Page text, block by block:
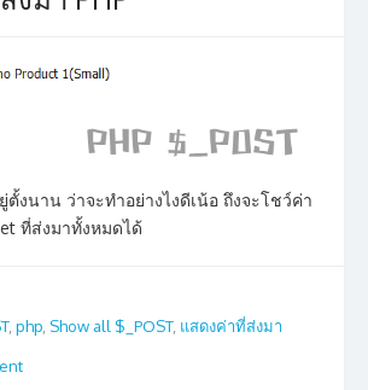
งนาน ว่าจะทำอย่างไงดีเน้อ ถึงจะโชว์ค่า
ที่ส่งมาทั้งหมดได้
, php Show all $_POST, แสดงค่าที่ส่งมา